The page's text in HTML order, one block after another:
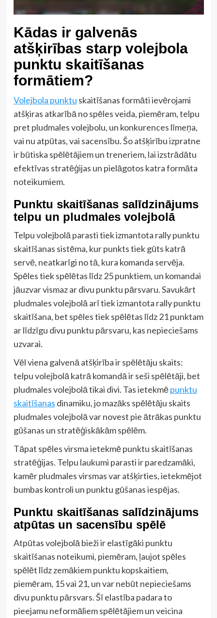
Kādas ir galvenās
atšķirības starp volejbola
punktu skaitīšanas
formātiem?
Volejbola punktu skaitīšanas formāti ievērojami
atšķiras atkarībā no spēles veida, piemēram, telpu
pret pludmales volejbolu, un konkurences līmeņa,
vai nu atpūtas, vai sacensību. Šo atšķirību izpratne
ir būtiska spēlētājiem un treneriem, lai izstrādātu
efektīvas stratēģijas un pielāgotos katra formāta
noteikumiem.
Punktu skaitīšanas salīdzinājums
telpu un pludmales volejbolā
Telpu volejbolā parasti tiek izmantota rally punktu
skaitīšanas sistēma, kur punkts tiek gūts katrā
servē, neatkarīgi no tā, kura komanda servēja.
Spēles tiek spēlētas līdz 25 punktiem, un komandai
jāuzvar vismaz ar divu punktu pārsvaru. Savukārt
pludmales volejbolā arī tiek izmantota rally punktu
skaitīšana, bet spēles tiek spēlētas līdz 21 punktam
ar līdzīgu divu punktu pārsvaru, kas nepieciešams
uzvarai.
Vēl viena galvenā atšķirība ir spēlētāju skaits:
telpu volejbolā katrā komandā ir seši spēlētāji, bet
pludmales volejbolā tikai divi. Tas ietekmēpunktu
skaitīšanas dinamiku, jo mazāks spēlētāju skaits
pludmales volejbolā var novest pie ātrākas punktu
gūšanas un stratēģiskākām spēlēm.
Tāpat spēles virsma ietekmē punktu skaitīšanas
stratēģijas. Telpu laukumi parasti ir paredzamāki,
kamēr pludmales virsmas var atšķirties, ietekmējot
bumbas kontroli un punktu gūšanas iespējas.
Punktu skaitīšanas salīdzinājums
atpūtas un sacensību spēlē
Atpūtas volejbolā bieži ir elastīgāki punktu
skaitīšanas noteikumi, piemēram, ļaujot spēles
spēlēt līdz zemākiem punktu kopskaitiem,
piemēram, 15 vai 21, un var nebūt nepieciešams
divu punktu pārsvars. Šī elastība padara to
pieejamu neformāliem spēlētājiem un veicina